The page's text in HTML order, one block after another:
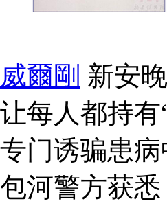
威爾剛 新安
让每人都持
专门诱骗患
包河警方获